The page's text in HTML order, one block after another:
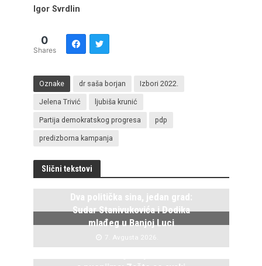
Igor Svrdlin
0
Shares
Oznake dr saša borjan Izbori 2022.
Jelena Trivić ljubiša krunić
Partija demokratskog progresa pdp
predizborna kampanja
Slični tekstovi
Dva politička sina, jedan grad:
Sudar Stanivukovića i Dodika
mlađeg u Banjoj Luci
7. Avgusta 2026.